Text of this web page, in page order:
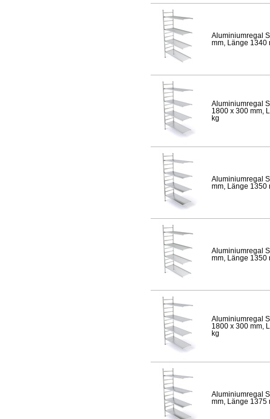
Aluminiumregal
mm, Länge 1340
Aluminiumregal
1800 x 300 mm,
kg
Aluminiumregal
mm, Länge 1350
Aluminiumregal
mm, Länge 1350
Aluminiumregal
1800 x 300 mm,
kg
Aluminiumregal
mm, Länge 1375